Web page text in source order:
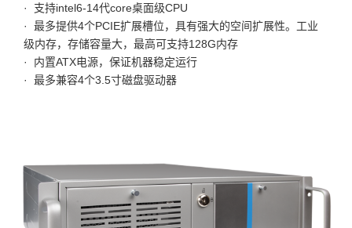
·  支持intel6-14代core桌面级CPU
·  最多提供4个PCIE扩展槽位，具有强大的空间扩展性。工业
级内存，存储容量大，最高可支持128G内存
·  内置ATX电源，保证机器稳定运行
·  最多兼容4个3.5寸磁盘驱动器